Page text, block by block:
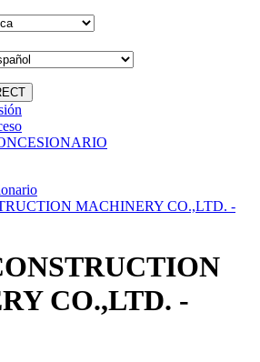
MACHINERY CO.,LTD. -
CO.,LTD. -